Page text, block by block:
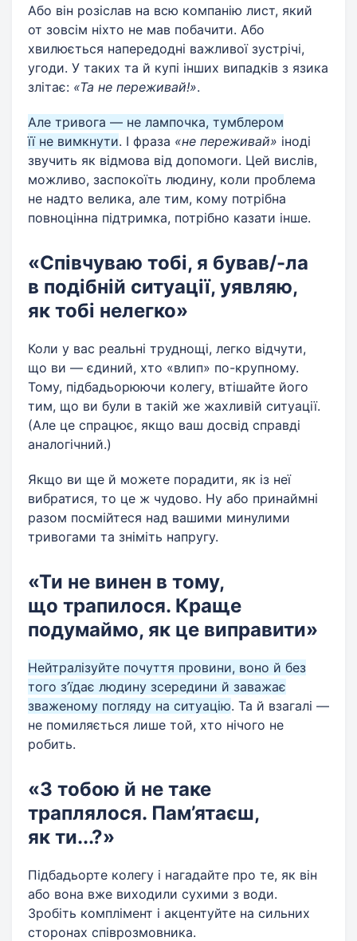
Або він розіслав на всю компанію лист, який
от зовсім ніхто не мав побачити. Або
хвилюється напередодні важливої ​​зустрічі,
угоди. У таких та й купі інших випадків з язика
злітає: «Та не переживай!».
Але тривога — не лампочка, тумблером
її не вимкнути. І фраза «не переживай» іноді
звучить як відмова від допомоги. Цей вислів,
можливо, заспокоїть людину, коли проблема
не надто велика, але тим, кому потрібна
повноцінна підтримка, потрібно казати інше.
«Співчуваю тобі, я бував/-ла
в подібній ситуації, уявляю,
як тобі нелегко»
Коли у вас реальні труднощі, легко відчути,
що ви — єдиний, хто «влип» по-крупному.
Тому, підбадьорюючи колегу, втішайте його
тим, що ви були в такій же жахливій ситуації.
(Але це спрацює, якщо ваш досвід справді
аналогічний.)
Якщо ви ще й можете порадити, як із неї
вибратися, то це ж чудово. Ну або принаймні
разом посмійтеся над вашими минулими
тривогами та зніміть напругу.
«Ти не винен в тому,
що трапилося. Краще
подумаймо, як це виправити»
Нейтралізуйте почуття провини, воно й без
того з’їдає людину зсередини й заважає
зваженому погляду на ситуацію. Та й взагалі —
не помиляється лише той, хто нічого не
робить.
«З тобою й не таке
траплялося. Пам’ятаєш,
як ти...?»
Підбадьорте колегу і нагадайте про те, як він
або вона вже виходили сухими з ​​води.
Зробіть комплімент і акцентуйте на сильних
сторонах співрозмовника.